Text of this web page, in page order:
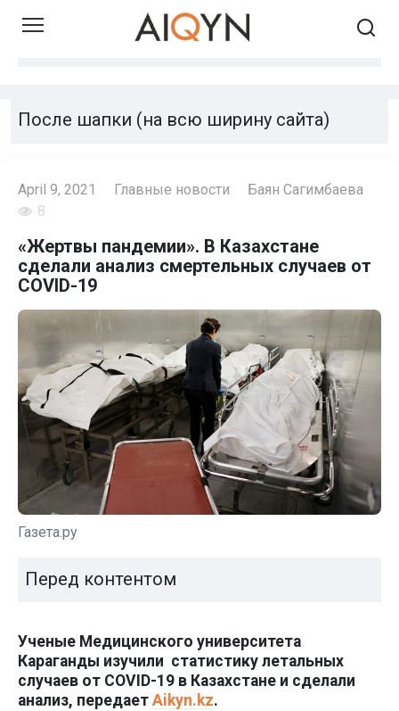
Skip
После шапки (на всю ширину сайта)
April 9, 2021 Главные новости
Баян Сагимбаева
8
«Жертвы пандемии». В Казахстане
сделали анализ смертельных случаев от
COVID-19
Газета.ру
Перед контентом
Ученые Медицинского университета
Караганды изучили статистику летальных
случаев от COVID-19 в Казахстане и сделали
анализ, передает Aikyn.kz.